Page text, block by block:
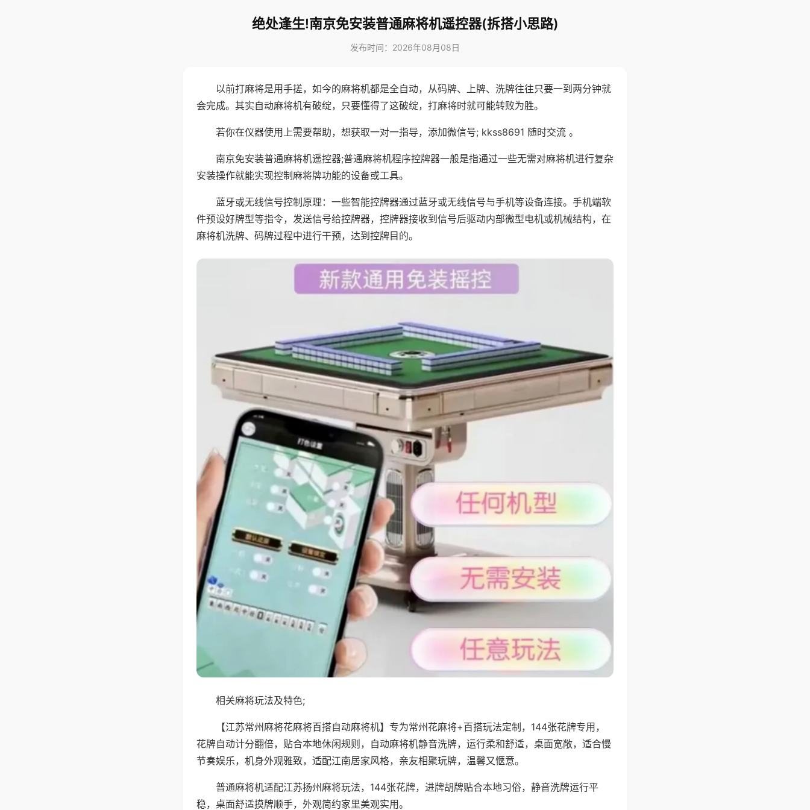
绝处逢生!南京免安装普通麻将机遥控器(拆搭小思路)
发布时间：2026年08月08日
以前打麻将是用手搓，如今的麻将机都是全自动，从码牌、上牌、洗牌往往只要一到两分钟就
会完成。其实自动麻将机有破绽，只要懂得了这破绽，打麻将时就可能转败为胜。
若你在仪器使用上需要帮助，想获取一对一指导，添加微信号; kkss8691 随时交流 。
南京免安装普通麻将机遥控器;普通麻将机程序控牌器一般是指通过一些无需对麻将机进行复杂
安装操作就能实现控制麻将牌功能的设备或工具。
蓝牙或无线信号控制原理：一些智能控牌器通过蓝牙或无线信号与手机等设备连接。手机端软
件预设好牌型等指令，发送信号给控牌器，控牌器接收到信号后驱动内部微型电机或机械结构，在
麻将机洗牌、码牌过程中进行干预，达到控牌目的。
相关麻将玩法及特色;
【江苏常州麻将花麻将百搭自动麻将机】专为常州花麻将+百搭玩法定制，144张花牌专用，
花牌自动计分翻倍，贴合本地休闲规则，自动麻将机静音洗牌，运行柔和舒适，桌面宽敞，适合慢
节奏娱乐，机身外观雅致，适配江南居家风格，亲友相聚玩牌，温馨又惬意。
普通麻将机适配江苏扬州麻将玩法，144张花牌，进牌胡牌贴合本地习俗，静音洗牌运行平
稳，桌面舒适摸牌顺手，外观简约家里美观实用。